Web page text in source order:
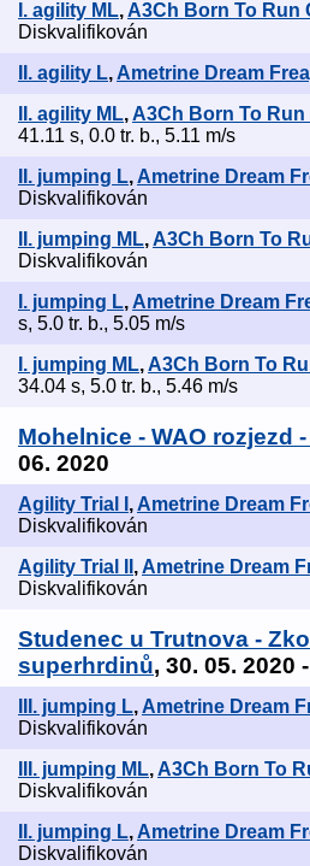
I. agility ML,A3Ch Born To Run
Diskvalifikován
II. agility L, Ametrine Dream
II. agility ML,A3Ch Born To Run
41.11 s, 0.0 tr. b., 5.11 m/s
II. jumping L, Ametrine Dream
Diskvalifikován
II. jumping ML,A3Ch Born To
Diskvalifikován
I. jumping L, Ametrine Dream
s, 5.0 tr. b., 5.05 m/s
I. jumping ML,A3Ch Born To
34.04 s, 5.0 tr. b., 5.46 m/s
Mohelnice - WAO rozjezd
06. 2020
Agility Trial I , Ametrine Dream
Diskvalifikován
Agility Trial II ,Ametrine Dream
Diskvalifikován
Studenec u Trutnova -
superhrdinů, 30. 05. 2020
III. jumping L, Ametrine Dream
Diskvalifikován
III. jumping ML,A3Ch Born To
Diskvalifikován
II. jumping L, Ametrine Dream
Diskvalifikován